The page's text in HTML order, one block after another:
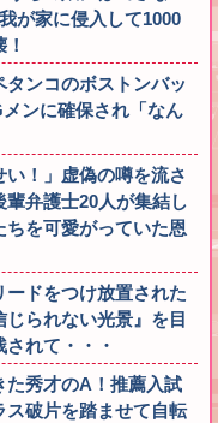
が家に侵入して1000
ンコのボストンバッ
ンに確保され「なん
！」虚偽の噂を流さ
弁護士20人が集結し
を可愛がっていた恩
ドをつけ放置された
られない光景』を目
れて・・・
た秀才のA！推薦入試
破片を踏ませて自転